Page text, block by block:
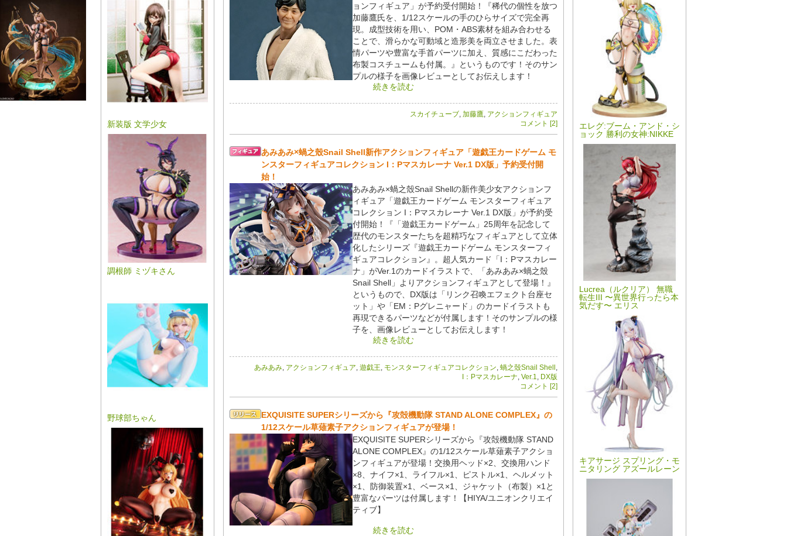
新装版 文学少女
調根師 ミヅキさん
野球部ちゃん
ョンフィギュア」が予約受付開始！『稀代の個性を放つ
加藤鷹氏を、1/12スケールの手のひらサイズで完全再
現。成型技術を用い、POM・ABS素材を組み合わせる
ことで、滑らかな可動域と造形美を両立させました。表
情パーツや豊富な手首パーツに加え、質感にこだわった
布製コスチュームも付属。』というものです！そのサン
プルの様子を画像レビューとしてお伝えします！
続きを読む
スカイチューブ 加藤鷹 アクションフィギュア
コメント [2]
あみあみ×蝸之殼Snail Shell新作アクションフィギュア「遊戯王カードゲーム モ
ンスターフィギュアコレクション I：Pマスカレーナ Ver.1 DX版」予約受付開
始！
あみあみ×蝸之殼Snail Shellの新作美少女アクションフ
ィギュア「遊戯王カードゲーム モンスターフィギュア
コレクション I：Pマスカレーナ Ver.1 DX版」が予約受
付開始！『「遊戯王カードゲーム」25周年を記念して
歴代のモンスターたちを超精巧なフィギュアとして立体
化したシリーズ『遊戯王カードゲーム モンスターフィ
ギュアコレクション』。超人気カード「I：Pマスカレー
ナ」がVer.1のカードイラストで、「あみあみ×蝸之殼
Snail Shell」よりアクションフィギュアとして登場！』
というもので、DX版は「リンク召喚エフェクト台座セ
ット」や「EM：Pグレニャード」のカードイラストも
再現できるパーツなどが付属します！そのサンプルの様
子を、画像レビューとしてお伝えします！
続きを読む
あみあみ アクションフィギュア 遊戯王 モンスターフィギュアコレクション 蝸之殼Snail Shell
I：Pマスカレーナ Ver.1
DX版
コメント [2]
EXQUISITE SUPERシリーズから『攻殻機動隊 STAND ALONE COMPLEX』の
1/12スケール草薙素子アクションフィギュアが登場！
EXQUISITE SUPERシリーズから『攻殻機動隊 STAND
ALONE COMPLEX』の1/12スケール草薙素子アクショ
ンフィギュアが登場！交換用ヘッド×2、交換用ハンド
×8、ナイフ×1、ライフル×1、ピストル×1、ヘルメット
×1、防御装置×1、ベース×1、ジャケット（布製）×1と
豊富なパーツは付属します！【HIYA/ユニオンクリエイ
ティブ】
続きを読む
エレグ:ブーム・アンド・シ
ョック 勝利の女神:NIKKE
Lucrea（ルクリア） 無職
転生III 〜異世界行ったら本
気だす〜 エリス
キアサージ スプリング・モ
ニタリング アズールレーン